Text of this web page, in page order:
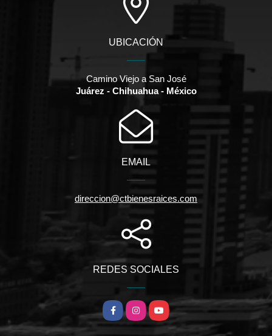
UBICACIÓN
Camino Viejo a San José
Juárez - Chihuahua - México
EMAIL
direccion@ctbienesraices.com
REDES SOCIALES
FacebookInstagramYouTube